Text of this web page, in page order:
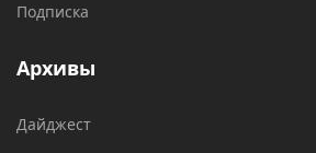
Подписка
Архивы
Дайджест